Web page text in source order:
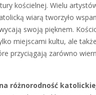
kościelnej. Wielu
wiarą tworzyło
swoją pięknem.
miejscami kultu, ale
przyciągają zarówno
różnorodność